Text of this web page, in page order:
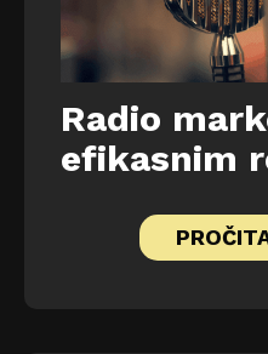
Radio
efikasnim